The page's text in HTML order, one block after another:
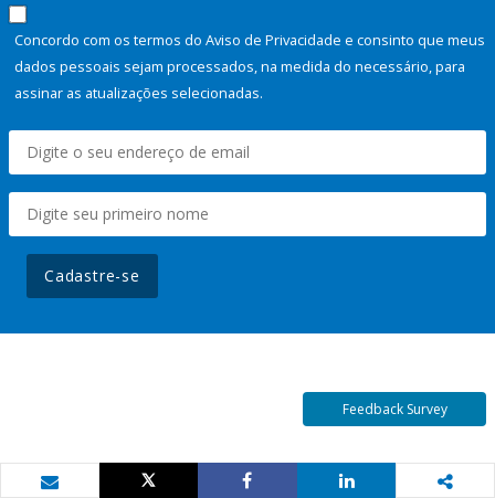
Concordo com os termos do Aviso de Privacidade e consinto que meus
dados pessoais sejam processados, na medida do necessário, para
assinar as atualizações selecionadas.
Cadastre-se
Feedback Survey